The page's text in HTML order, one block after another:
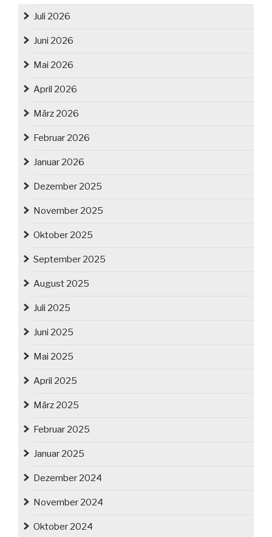
Juli 2026
Juni 2026
Mai 2026
April 2026
März 2026
Februar 2026
Januar 2026
Dezember 2025
November 2025
Oktober 2025
September 2025
August 2025
Juli 2025
Juni 2025
Mai 2025
April 2025
März 2025
Februar 2025
Januar 2025
Dezember 2024
November 2024
Oktober 2024